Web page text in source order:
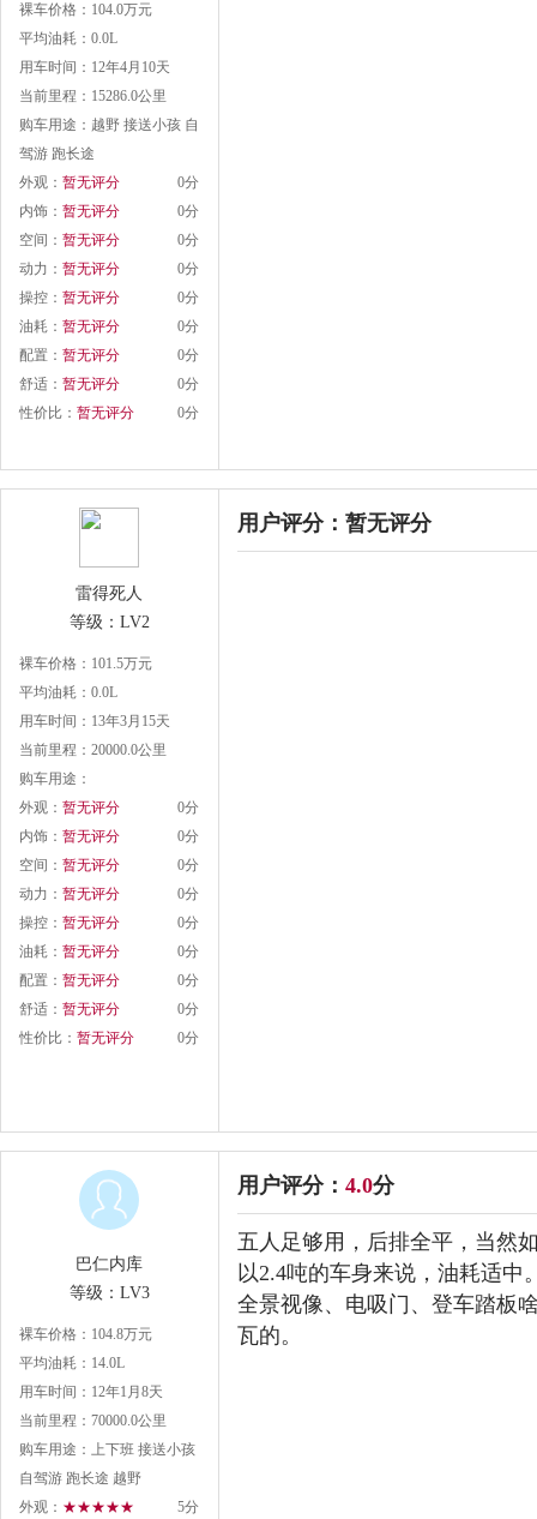
裸车价格：104.0万元
平均油耗：0.0L
用车时间：12年4月10天
当前里程：15286.0公里
购车用途：越野 接送小孩 自
驾游 跑长途
0分
外观： 暂无评分
0分
内饰： 暂无评分
0分
空间： 暂无评分
0分
动力： 暂无评分
0分
操控： 暂无评分
0分
油耗： 暂无评分
0分
配置： 暂无评分
0分
舒适： 暂无评分
0分
性价比： 暂无评分
雷得死人
等级：LV2
裸车价格：101.5万元
平均油耗：0.0L
用车时间：13年3月15天
当前里程：20000.0公里
购车用途：
0分
外观： 暂无评分
0分
内饰： 暂无评分
0分
空间： 暂无评分
0分
动力： 暂无评分
0分
操控： 暂无评分
0分
油耗： 暂无评分
0分
配置： 暂无评分
0分
舒适： 暂无评分
0分
性价比： 暂无评分
用户评分： 暂无评分
巴仁内库
等级：LV3
裸车价格：104.8万元
平均油耗：14.0L
用车时间：12年1月8天
当前里程：70000.0公里
购车用途：上下班 接送小孩
自驾游 跑长途 越野
5分
外观： ★★★★★
用户评分： 4.0分
五人足够用，后排全平，当然
以2.4吨的车身来说，油耗适中
全景视像、电吸门、登车踏板
瓦的。